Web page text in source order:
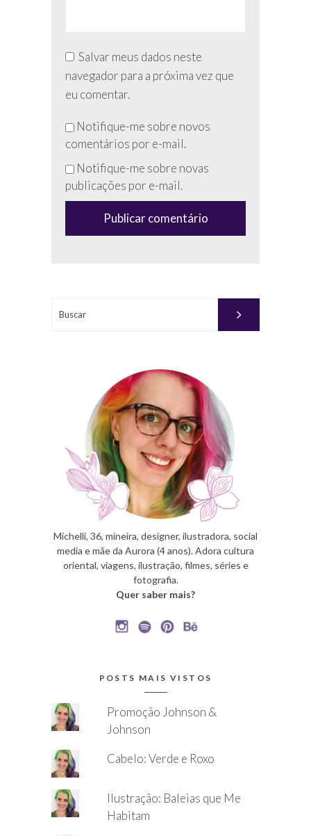
Salvar meus dados neste
navegador para a próxima vez que
eu comentar.
Não
preencha
esse
campo
(anti-
Notifique-me sobre novos
comentários por e-mail.
Notifique-me sobre novas
publicações por e-mail.
Michelli, 36, mineira, designer, ilustradora, social
media e mãe da Aurora (4 anos). Adora cultura
oriental, viagens, ilustração, filmes, séries e
fotografia.
Quer saber mais?
POSTS MAIS VISTOS
Promoção Johnson &
Johnson
Cabelo: Verde e Roxo
Ilustração: Baleias que Me
Habitam